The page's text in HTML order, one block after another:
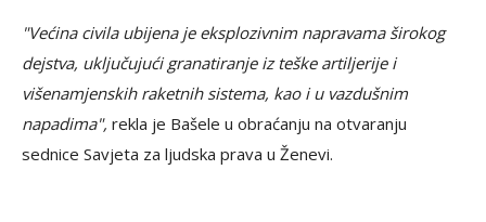
"Većina civila ubijena je eksplozivnim napravama širokog
dejstva, uključujući granatiranje iz teške artiljerije i
višenamjenskih raketnih sistema, kao i u vazdušnim
napadima", rekla je Bašele u obraćanju na otvaranju
sednice Savjeta za ljudska prava u Ženevi.